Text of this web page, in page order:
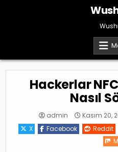
Hackerlar
Nasıl
admin Kasım 20,
X
Facebook Reddit